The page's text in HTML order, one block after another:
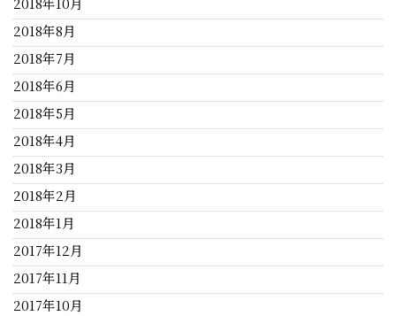
2018年8月
2018年7月
2018年6月
2018年5月
2018年4月
2018年3月
2018年2月
2018年1月
2017年12月
2017年11月
2017年10月